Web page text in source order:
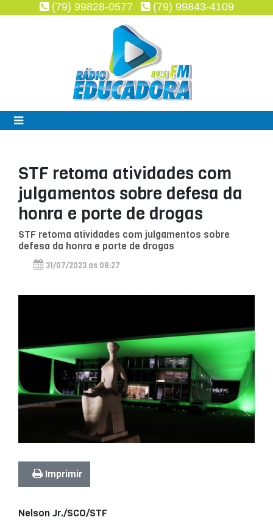
(79) 99828-0577 (79) 99843-4109
STF retoma atividades com
julgamentos sobre defesa da
honra e porte de drogas
STF retoma atividades com julgamentos sobre
defesa da honra e porte de drogas
31/07/2023 as 08:27
Imprimir
Nelson Jr./SCO/STF